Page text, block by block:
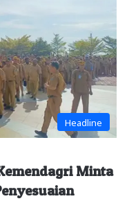
Headline
Minta